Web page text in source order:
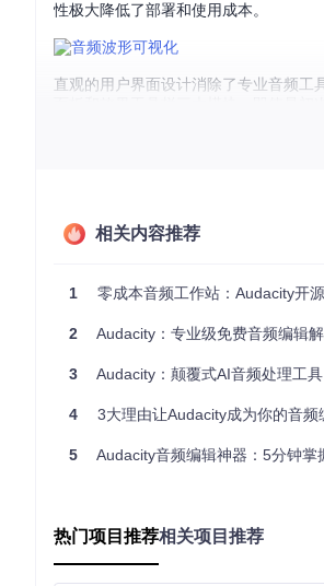
性极大降低了部署和使用成本。
直观的用户界面设计消除了专业音频工
看到声音的强弱变化，这对于定位需要
播客制作：从嘈杂录音到清晰人声
场景
：你录制了一段播客访谈，环境
+ 均衡器（Equalization） 效果：通过
操作步骤：
选取一段纯噪音样本（约0.5-1秒）
全选音频，应用噪声消除（建议强
添加压缩效果，将动态范围控制在6-
使用均衡器增强2-5kHz频段，提升
合理，动态变化自然，达到商业级demo
相关内容推荐
1 零成本音频工作站：Audacity开
2 Audacity：专业级免费音频编辑
3 Audacity：颠覆式AI音频处理工
4 3大理由让Audacity成为你的音频
5 Audacity音频编辑神器：5分钟
热门项目推荐相关项目推荐